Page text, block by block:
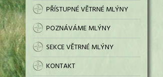
PŘÍSTUPNÉ VĚTRNÉ MLÝNY
POZNÁVÁME MLÝNY
SEKCE VĚTRNÉ MLÝNY
KONTAKT